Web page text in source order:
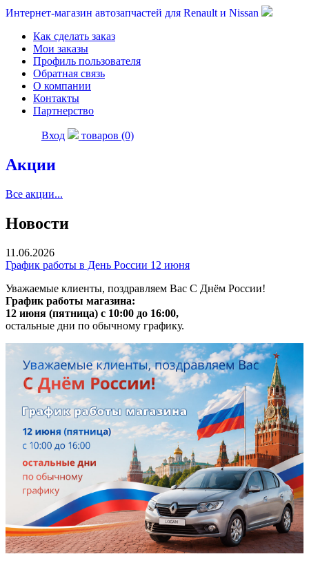
Интернет-магазин автозапчастей для Renault и Nissan
Как сделать заказ
Мои заказы
Профиль пользователя
Обратная связь
О компании
Контакты
Партнерство
Вход товаров (0)
Акции
Все акции...
Новости
11.06.2026
График работы в День России 12 июня
Уважаемые клиенты, поздравляем Вас С Днём России!
График работы магазина:
12 июня (пятница) с 10:00 до 16:00,
остальные дни по обычному графику.